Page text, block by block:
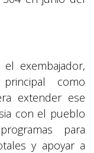
exembajador,
como
extender ese
con el pueblo
para
y apoyar a